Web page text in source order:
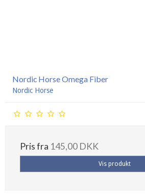
Nordic Horse Omega Fiber
Nordic Horse
Pris fra 145,00 DKK
Vis produkt